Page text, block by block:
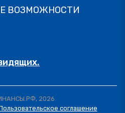
ВОЗМОЖНОСТИ
2026
соглашение